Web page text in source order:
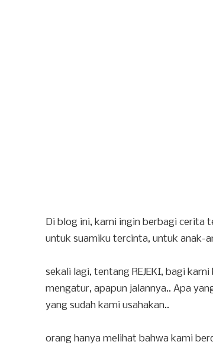
Di blog ini, kami ingin berbagi cerita
untuk suamiku tercinta, untuk anak-
sekali lagi, tentang REJEKI, bagi
mengatur, apapun jalannya.. Apa
yang sudah kami usahakan..
orang hanya melihat bahwa kami